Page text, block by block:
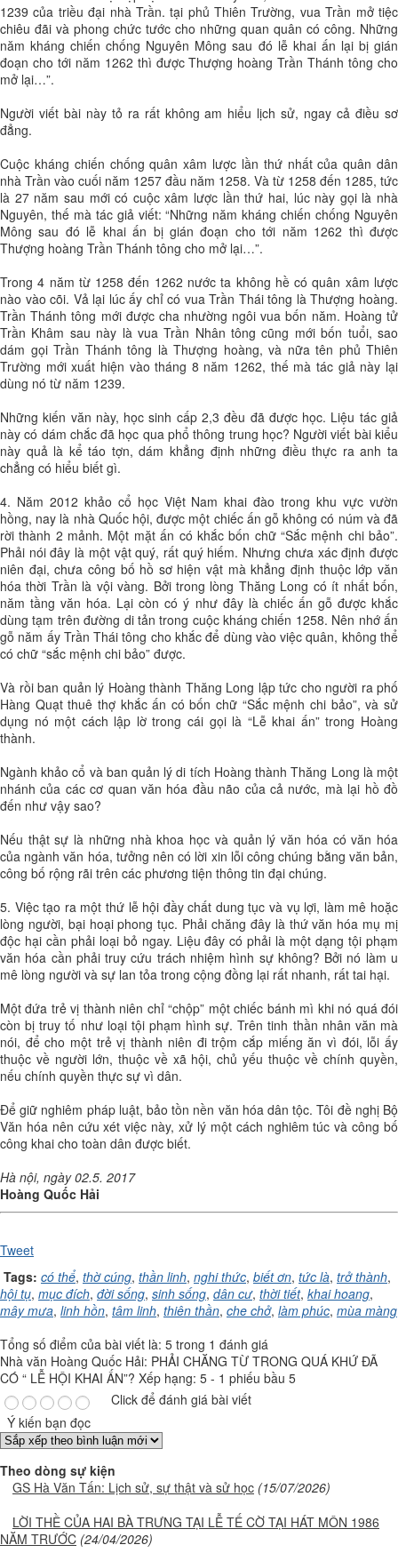
1239 của triều đại nhà Trần. tại phủ Thiên Trường, vua Trần mở tiệc
chiêu đãi và phong chức tước cho những quan quân có công. Những
năm kháng chiến chống Nguyên Mông sau đó lễ khai ấn lại bị gián
đoạn cho tới năm 1262 thì được Thượng hoàng Trần Thánh tông cho
mở lại…”.
Người viết bài này tỏ ra rất không am hiểu lịch sử, ngay cả điều sơ
đẳng.
Cuộc kháng chiến chống quân xâm lược lần thứ nhất của quân dân
nhà Trần vào cuối năm 1257 đầu năm 1258. Và từ 1258 đến 1285, tức
là 27 năm sau mới có cuộc xâm lược lần thứ hai, lúc này gọi là nhà
Nguyên, thế mà tác giả viết: “Những năm kháng chiến chống Nguyên
Mông sau đó lễ khai ấn bị gián đoạn cho tới năm 1262 thì được
Thượng hoàng Trần Thánh tông cho mở lại…”.
Trong 4 năm từ 1258 đến 1262 nước ta không hề có quân xâm lược
nào vào cõi. Vả lại lúc ấy chỉ có vua Trần Thái tông là Thượng hoàng.
Trần Thánh tông mới được cha nhường ngôi vua bốn năm. Hoàng tử
Trần Khâm sau này là vua Trần Nhân tông cũng mới bốn tuổi, sao
dám gọi Trần Thánh tông là Thượng hoàng, và nữa tên phủ Thiên
Trường mới xuất hiện vào tháng 8 năm 1262, thế mà tác giả này lại
dùng nó từ năm 1239.
Những kiến văn này, học sinh cấp 2,3 đều đã được học. Liệu tác giả
này có dám chắc đã học qua phổ thông trung học? Người viết bài kiểu
này quả là kể táo tợn, dám khẳng định những điều thực ra anh ta
chẳng có hiểu biết gì.
4. Năm 2012 khảo cổ học Việt Nam khai đào trong khu vực vườn
hồng, nay là nhà Quốc hội, được một chiếc ấn gỗ không có núm và đã
rời thành 2 mảnh. Một mặt ấn có khắc bốn chữ “Sắc mệnh chi bảo”.
Phải nói đây là một vật quý, rất quý hiếm. Nhưng chưa xác định được
niên đại, chưa công bố hồ sơ hiện vật mà khẳng định thuộc lớp văn
hóa thời Trần là vội vàng. Bởi trong lòng Thăng Long có ít nhất bốn,
năm tầng văn hóa. Lại còn có ý như đây là chiếc ấn gỗ được khắc
dùng tạm trên đường di tản trong cuộc kháng chiến 1258. Nên nhớ ấn
gỗ năm ấy Trần Thái tông cho khắc để dùng vào việc quân, không thể
có chữ “sắc mệnh chi bảo” được.
Và rồi ban quản lý Hoàng thành Thăng Long lập tức cho người ra phố
Hàng Quạt thuê thợ khắc ấn có bốn chữ “Sắc mệnh chi bảo”, và sử
dụng nó một cách lập lờ trong cái gọi là “Lễ khai ấn” trong Hoàng
thành.
Ngành khảo cổ và ban quản lý di tích Hoàng thành Thăng Long là một
nhánh của các cơ quan văn hóa đầu não của cả nước, mà lại hồ đồ
đến như vậy sao?
Nếu thật sự là những nhà khoa học và quản lý văn hóa có văn hóa
của ngành văn hóa, tưởng nên có lời xin lỗi công chúng bằng văn bản,
công bố rộng rãi trên các phương tiện thông tin đại chúng.
5. Việc tạo ra một thứ lễ hội đầy chất dung tục và vụ lợi, làm mê hoặc
lòng người, bại hoại phong tục. Phải chăng đây là thứ văn hóa mụ mị
độc hại cần phải loại bỏ ngay. Liệu đây có phải là một dạng tội phạm
văn hóa cần phải truy cứu trách nhiệm hình sự không? Bởi nó làm u
mê lòng người và sự lan tỏa trong cộng đồng lại rất nhanh, rất tai hại.
Một đứa trẻ vị thành niên chỉ “chộp” một chiếc bánh mì khi nó quá đói
còn bị truy tố như loại tội phạm hình sự. Trên tinh thần nhân văn mà
nói, để cho một trẻ vị thành niên đi trộm cắp miếng ăn vì đói, lỗi ấy
thuộc về người lớn, thuộc về xã hội, chủ yếu thuộc về chính quyền,
nếu chính quyền thực sự vì dân.
Để giữ nghiêm pháp luật, bảo tồn nền văn hóa dân tộc. Tôi đề nghị Bộ
Văn hóa nên cứu xét việc này, xử lý một cách nghiêm túc và công bố
công khai cho toàn dân được biết.
Hà nội, ngày 02.5. 2017
Hoàng Quốc Hải
Tweet
Tags: có thể, thờ cúng, thần linh, nghi thức, biết ơn, tức là, trở thành,
hội tụ, mục đích, đời sống, sinh sống, dân cư, thời tiết, khai hoang,
mây mưa, linh hồn, tâm linh, thiên thần, che chở, làm phúc, mùa màng
Tổng số điểm của bài viết là: 5 trong 1 đánh giá
Nhà văn Hoàng Quốc Hải: PHẢI CHĂNG TỪ TRONG QUÁ KHỨ ĐÃ
CÓ “ LỄ HỘI KHAI ẤN”? Xếp hạng: 5 - 1 phiếu bầu 5
Click để đánh giá bài viết
Ý kiến bạn đọc
Theo dòng sự kiện
GS Hà Văn Tấn: Lịch sử, sự thật và sử học (15/07/2026)
LỜI THỀ CỦA HAI BÀ TRƯNG TẠI LỄ TẾ CỜ TẠI HÁT MÔN 1986
NĂM TRƯỚC (24/04/2026)